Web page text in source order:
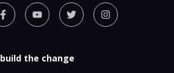
build the change